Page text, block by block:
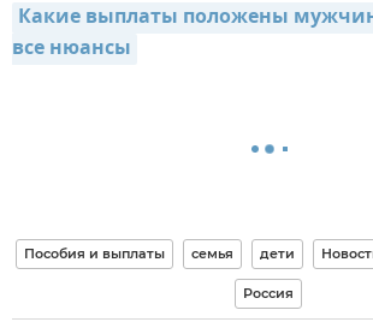
Какие выплаты положены
все нюансы
Пособия и выплаты семья дети
Россия